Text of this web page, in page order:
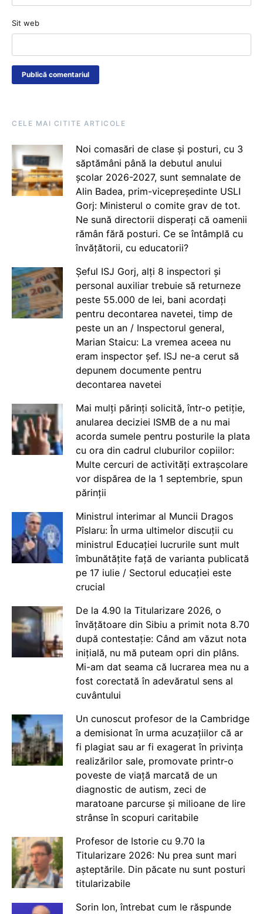
Sit web
CELE MAI CITITE ARTICOLE
Noi comasări de clase și posturi, cu 3
săptămâni până la debutul anului
școlar 2026-2027, sunt semnalate de
Alin Badea, prim-vicepreședinte USLI
Gorj: Ministerul o comite grav de tot.
Ne sună directorii disperați că oamenii
rămân fără posturi. Ce se întâmplă cu
învățătorii, cu educatorii?
Șeful ISJ Gorj, alți 8 inspectori și
personal auxiliar trebuie să returneze
peste 55.000 de lei, bani acordați
pentru decontarea navetei, timp de
peste un an / Inspectorul general,
Marian Staicu: La vremea aceea nu
eram inspector șef. ISJ ne-a cerut să
depunem documente pentru
decontarea navetei
Mai mulți părinți solicită, într-o petiție,
anularea deciziei ISMB de a nu mai
acorda sumele pentru posturile la plata
cu ora din cadrul cluburilor copiilor:
Multe cercuri de activități extrașcolare
vor dispărea de la 1 septembrie, spun
părinții
Ministrul interimar al Muncii Dragos
Pîslaru: În urma ultimelor discuții cu
ministrul Educației lucrurile sunt mult
îmbunătățite față de varianta publicată
pe 17 iulie / Sectorul educației este
crucial
De la 4.90 la Titularizare 2026, o
învățătoare din Sibiu a primit nota 8.70
după contestație: Când am văzut nota
inițială, nu mă puteam opri din plâns.
Mi-am dat seama că lucrarea mea nu a
fost corectată în adevăratul sens al
cuvântului
Un cunoscut profesor de la Cambridge
a demisionat în urma acuzațiilor că ar
fi plagiat sau ar fi exagerat în privința
realizărilor sale, promovate printr-o
poveste de viață marcată de un
diagnostic de autism, zeci de
maratoane parcurse și milioane de lire
strânse în scopuri caritabile
Profesor de Istorie cu 9.70 la
Titularizare 2026: Nu prea sunt mari
așteptările. Din păcate nu sunt posturi
titularizabile
Sorin Ion, întrebat cum le răspunde